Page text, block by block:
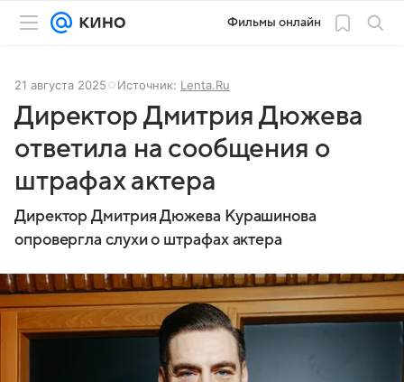
Фильмы онлайн
21 августа 2025 Источник: Lenta.Ru
Директор Дмитрия Дюжева
ответила на сообщения о
штрафах актера
Директор Дмитрия Дюжева Курашинова
опровергла слухи о штрафах актера